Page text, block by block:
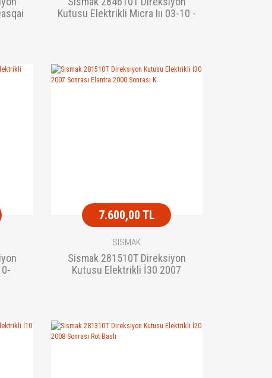
Kutusu Elektrikli Mıcra Iıı 03-10 -
7.600,00 TL
SISMAK
Sismak 281510T Direksiyon
Kutusu Elektrikli İ30 2007